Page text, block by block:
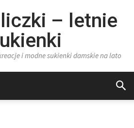
– letnie
i modne sukienki damskie na lato